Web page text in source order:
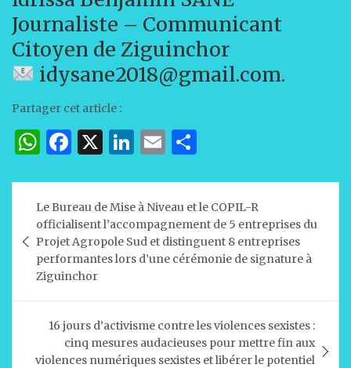
Journaliste – Communicant
Citoyen de Ziguinchor
idysane2018@gmail.com.
Partager cet article :
W
at
s
A
p
p
F
c
e
b
o
o
k
X Li
k
e
dI
n
E
ai
l
ta
g
er
l’article
Le Bureau de Mise à Niveau et le COPIL-R
officialisent l’accompagnement de 5 entreprises du
Projet Agropole Sud et distinguent 8 entreprises
performantes lors d’une cérémonie de signature à
Ziguinchor
16 jours d’activisme contre les violences sexistes :
cinq mesures audacieuses pour mettre fin aux
violences numériques sexistes et libérer le potentiel